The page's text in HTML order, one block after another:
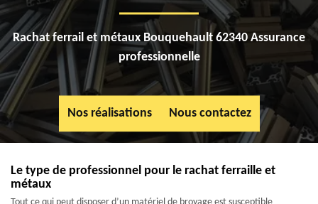
Rachat ferrail et métaux Bouquehault 62340 Assurance
professionnelle
Nos réalisations Nous contactez
Le type de professionnel pour le rachat ferraille et
métaux